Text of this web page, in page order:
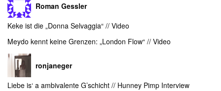
Roman Gessler
Keke ist die „Donna Selvaggia“ // Video
Meydo kennt keine Grenzen: „London Flow“ // Video
ronjaneger
Liebe is‘ a ambivalente G’schicht // Hunney Pimp Interview